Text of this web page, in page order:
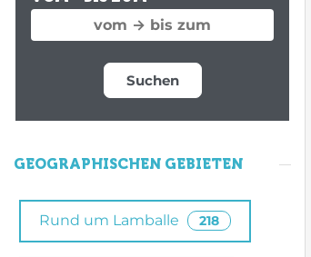
Suchen
GEOGRAPHISCHEN GEBIETEN
Rund um Lamballe 218